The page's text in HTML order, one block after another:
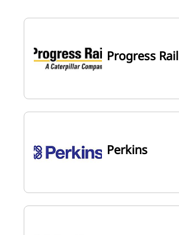
Progress Rail
Perkins